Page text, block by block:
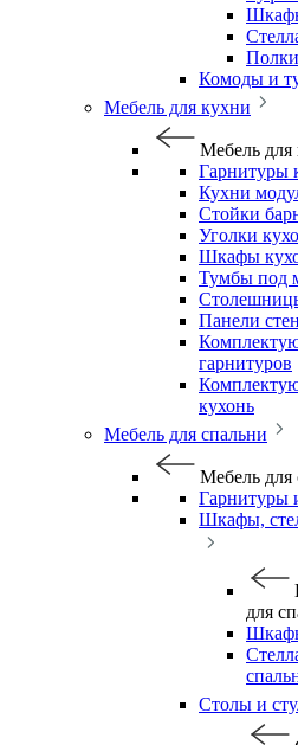
Комоды и
Мебель для кухни
Мебель для
Гарнитуры
Кухни
Стойки
Уголки
Шкафы
Тумбы под
Панели
гарнитуров
кухонь
Мебель для спальни
Мебель для
Гарнитуры
Шкафы,
для
Столы и